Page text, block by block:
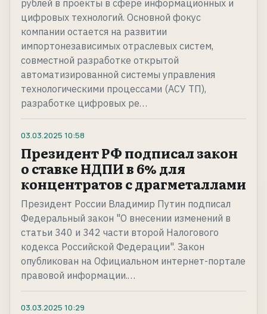
рублей в проекты в сфере информационных и
цифровых технологий. Основной фокус
компании остается на развитии
импортонезависимых отраслевых систем,
совместной разработке открытой
автоматизированной системы управления
технологическими процессами (АСУ ТП),
разработке цифровых ре…
03.03.2025 10:58
Президент РФ подписал закон
о ставке НДПИ в 6% для
концентратов с драгметаллами
Президент России Владимир Путин подписал
Федеральный закон "О внесении изменений в
статьи 340 и 342 части второй Налогового
кодекса Российской Федерации". Закон
опубликован на Официальном интернет-портале
правовой информации.…
03.03.2025 10:29